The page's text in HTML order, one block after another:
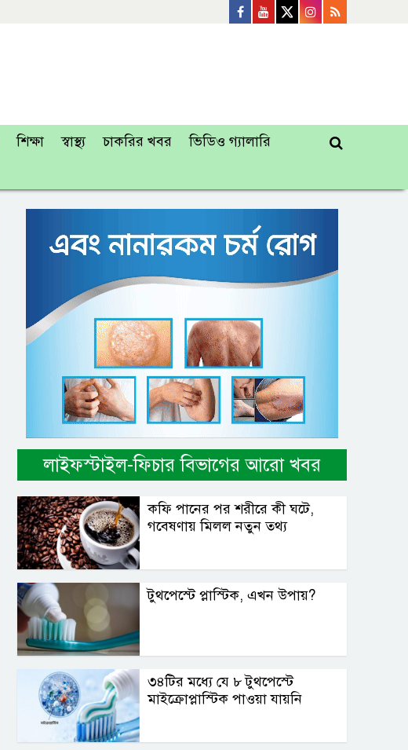
শিক্ষা স্বাস্থ্য চাকরির খবর
ভিডিও গ্যালারি
লাইফস্টাইল-ফিচার বিভাগের আরো খবর
কফি পানের পর শরীরে কী ঘটে,
গবেষণায় মিলল নতুন তথ্য
টুথপেস্টে প্লাস্টিক, এখন উপায়?
৩৪টির মধ্যে যে ৮ টুথপেস্টে
মাইক্রোপ্লাস্টিক পাওয়া যায়নি